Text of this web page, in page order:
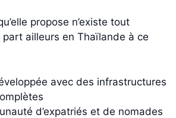
propose n’existe tout
ailleurs en Thaïlande à ce
avec des infrastructures
d’expatriés et de nomades